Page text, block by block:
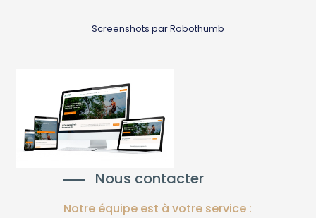
Screenshots par Robothumb
Nous contacter
Notre équipe est à votre service :